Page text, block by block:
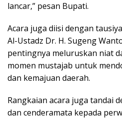
lancar,” pesan Bupati.
Acara juga diisi dengan
Al-Ustadz Dr. H. Sugeng
pentingnya meluruskan niat
momen mustajab untuk
dan kemajuan daerah.
Rangkaian acara juga tandai
dan cenderamata kepada